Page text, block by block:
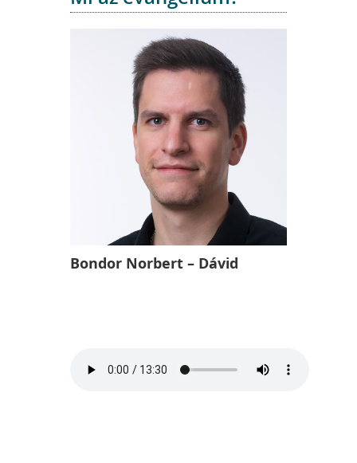
Bondor Norbert – Dávid